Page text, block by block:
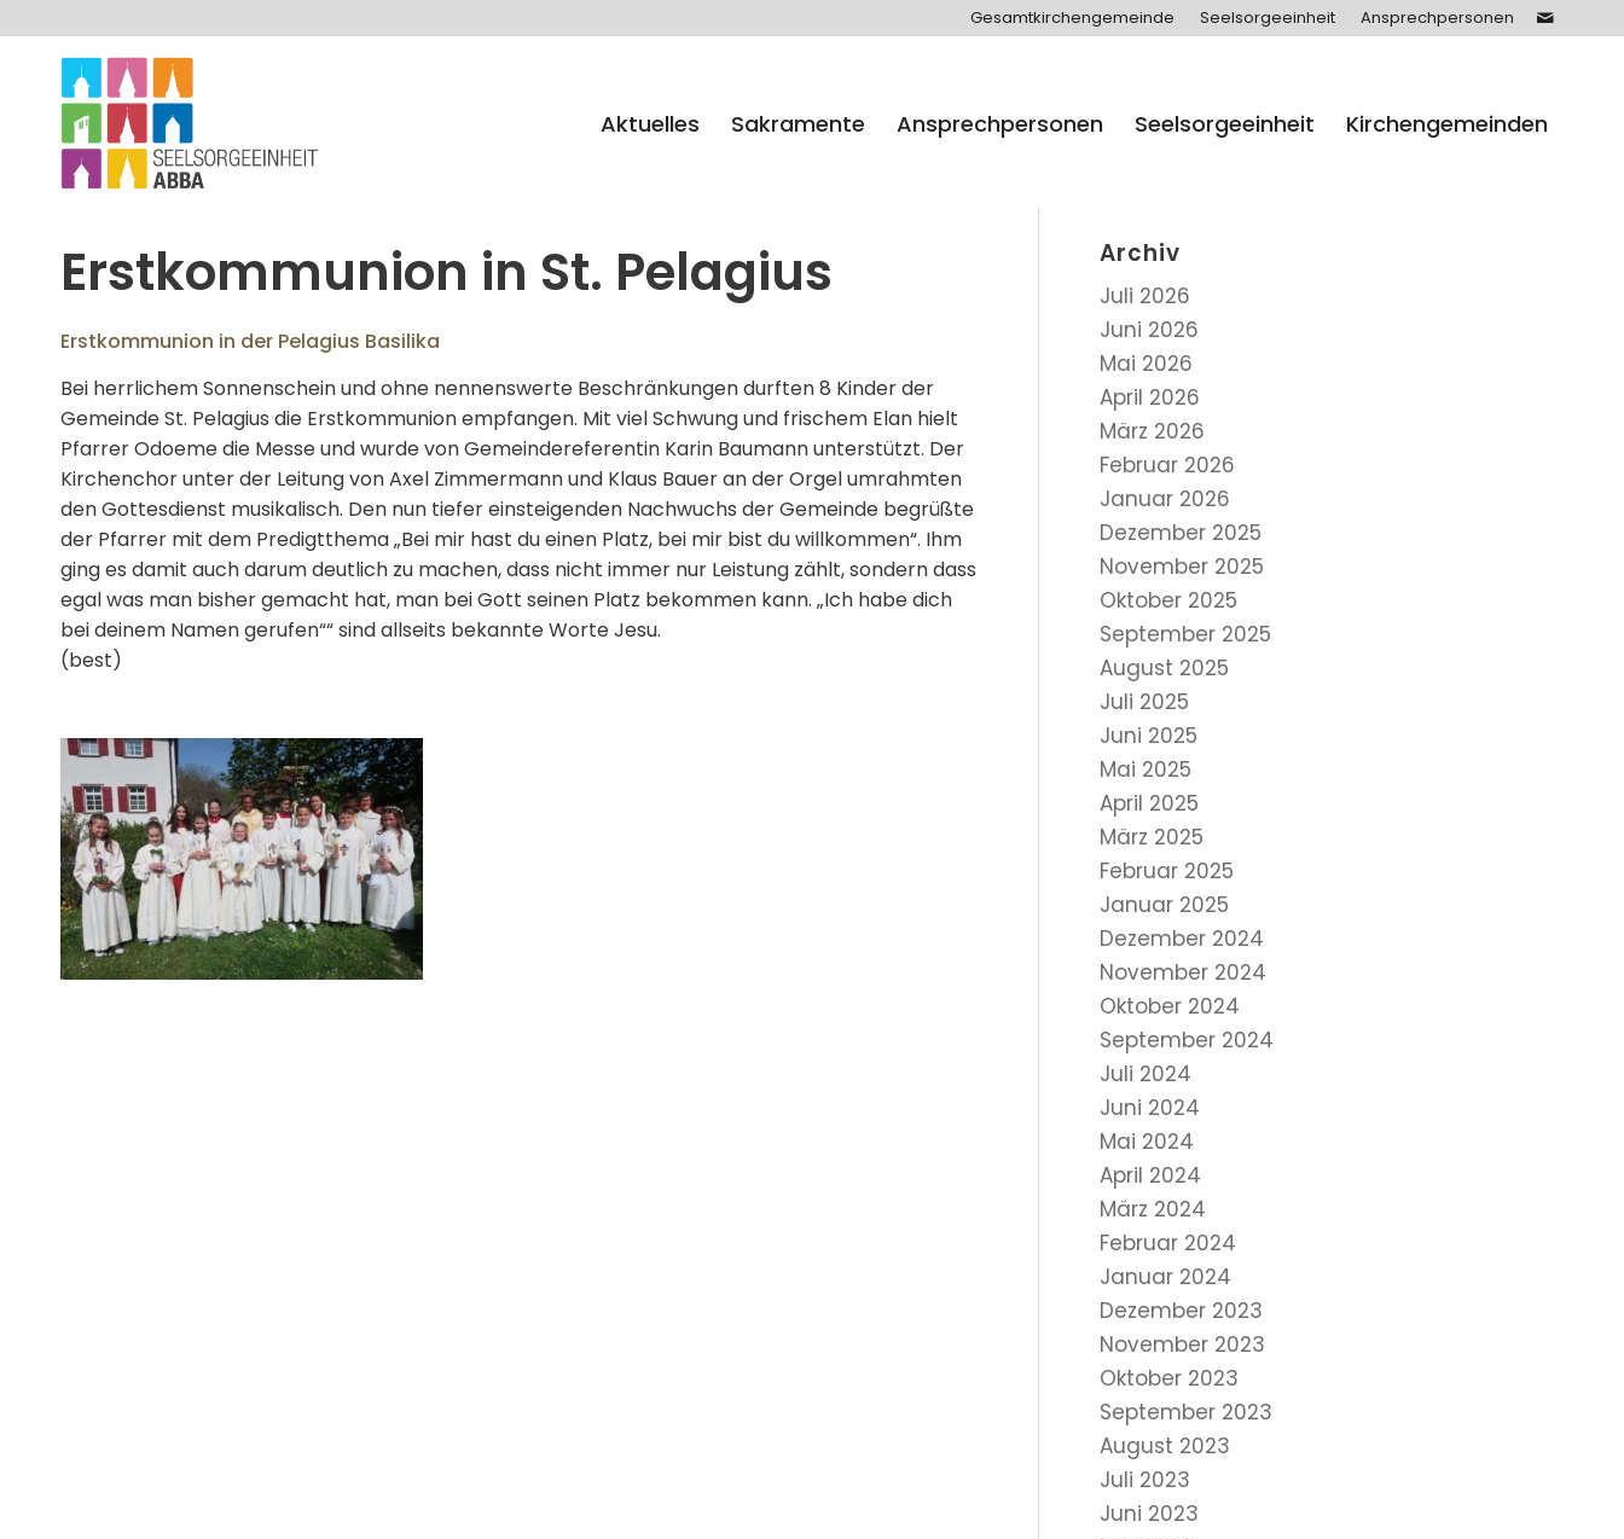
Gesamtkirchengemeinde Seelsorgeeinheit Ansprechpersonen
Aktuelles Sakramente Ansprechpersonen Seelsorgeeinheit Kirchengemeinden
Erstkommunion in St. Pelagius
Erstkommunion in der Pelagius Basilika
Bei herrlichem Sonnenschein und ohne nennenswerte Beschränkungen durften 8 Kinder der
Gemeinde St. Pelagius die Erstkommunion empfangen. Mit viel Schwung und frischem Elan hielt
Pfarrer Odoeme die Messe und wurde von Gemeindereferentin Karin Baumann unterstützt. Der
Kirchenchor unter der Leitung von Axel Zimmermann und Klaus Bauer an der Orgel umrahmten
den Gottesdienst musikalisch. Den nun tiefer einsteigenden Nachwuchs der Gemeinde begrüßte
der Pfarrer mit dem Predigtthema „Bei mir hast du einen Platz, bei mir bist du willkommen“. Ihm
ging es damit auch darum deutlich zu machen, dass nicht immer nur Leistung zählt, sondern dass
egal was man bisher gemacht hat, man bei Gott seinen Platz bekommen kann. „Ich habe dich
bei deinem Namen gerufen““ sind allseits bekannte Worte Jesu.
(best)
Archiv
Juli 2026
Juni 2026
Mai 2026
April 2026
März 2026
Februar 2026
Januar 2026
Dezember 2025
November 2025
Oktober 2025
September 2025
August 2025
Juli 2025
Juni 2025
Mai 2025
April 2025
März 2025
Februar 2025
Januar 2025
Dezember 2024
November 2024
Oktober 2024
September 2024
Juli 2024
Juni 2024
Mai 2024
April 2024
März 2024
Februar 2024
Januar 2024
Dezember 2023
November 2023
Oktober 2023
September 2023
August 2023
Juli 2023
Juni 2023